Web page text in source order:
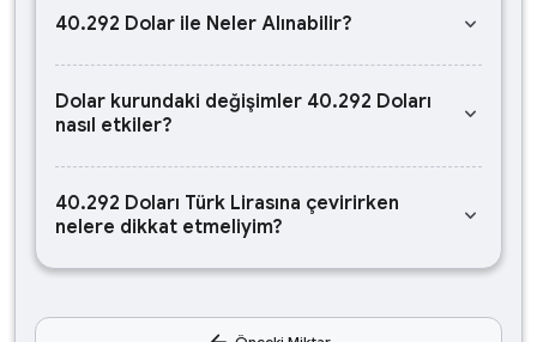
40.292 Dolar ile Neler Alınabilir? keyboard_arrow_down
Dolar kurundaki değişimler 40.292 Doları
nasıl etkiler?
keyboard_arrow_down
40.292 Doları Türk Lirasına çevirirken
nelere dikkat etmeliyim?
keyboard_arrow_down